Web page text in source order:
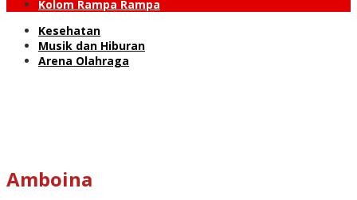
Kolom Rampa Rampa
Kesehatan
Musik dan Hiburan
Arena Olahraga
Amboina